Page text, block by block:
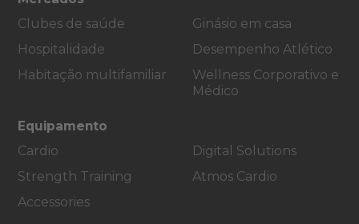
Clubes de saúde
Hospitalidade
Habitação multifamiliar
Ginásio em casa
Desempenho Atlético
Wellness Corporativo e
Médico
Equipamento
Cardio
Strength Training
Accessories
Digital Solutions
Atmos Cardio